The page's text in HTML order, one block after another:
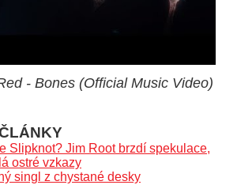
- Bones (Official Music Video)
Slipknot? Jim Root brzdí spekulace,
ostré vzkazy
singl z chystané desky